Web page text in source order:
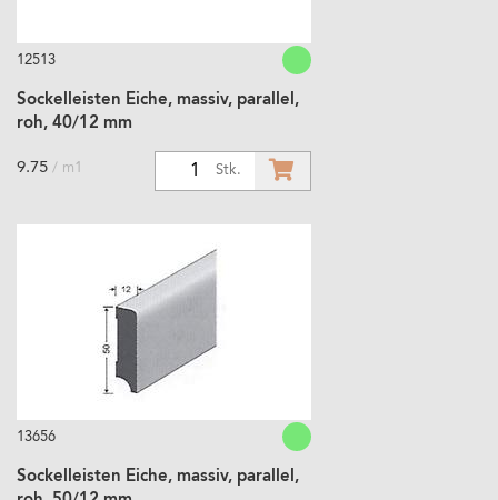
12513
Sockelleisten Eiche, massiv, parallel,
roh, 40/12 mm
Stk.
9.75 / m1
13656
Sockelleisten Eiche, massiv, parallel,